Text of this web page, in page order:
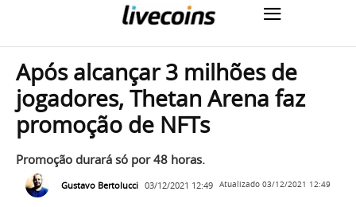
Após alcançar 3 milhões de
jogadores, Thetan Arena faz
promoção de NFTs
Promoção durará só por 48 horas.
Gustavo Bertolucci 03/12/2021 12:49 Atualizado 03/12/2021 12:49